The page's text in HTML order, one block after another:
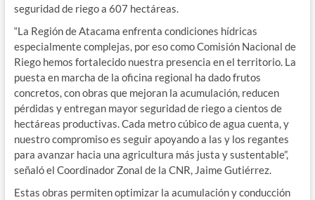
seguridad de riego a 607 hectáreas.
“La Región de Atacama enfrenta condiciones hídricas
especialmente complejas, por eso como Comisión Nacional de
Riego hemos fortalecido nuestra presencia en el territorio. La
puesta en marcha de la oficina regional ha dado frutos
concretos, con obras que mejoran la acumulación, reducen
pérdidas y entregan mayor seguridad de riego a cientos de
hectáreas productivas. Cada metro cúbico de agua cuenta, y
nuestro compromiso es seguir apoyando a las y los regantes
para avanzar hacia una agricultura más justa y sustentable”,
señaló el Coordinador Zonal de la CNR, Jaime Gutiérrez.
Estas obras permiten optimizar la acumulación y conducción